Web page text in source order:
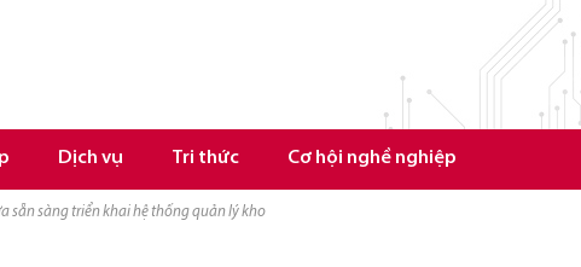
Dịch vụ Tri thức Cơ hội nghề nghiệp
sẵn sàng triển khai hệ thống quản lý kho